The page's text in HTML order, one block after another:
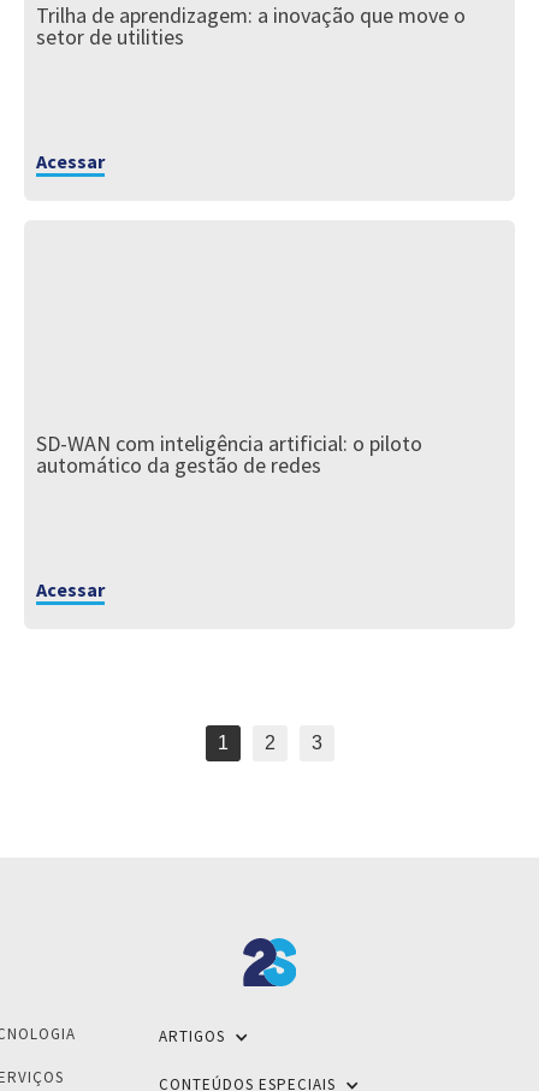
Trilha de aprendizagem: a inovação que move o
setor de utilities
Acessar
SD-WAN com inteligência artificial: o piloto
automático da gestão de redes
Acessar
1 2 3
ARTIGOS
CONTEÚDOS ESPECIAIS